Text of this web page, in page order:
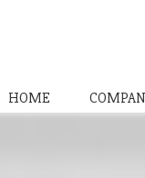
HOME